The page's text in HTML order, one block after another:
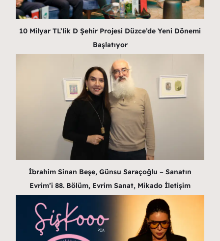
10 Milyar TL’lik D Şehir Projesi Düzce’de Yeni Dönemi
Başlatıyor
İbrahim Sinan Beşe, Günsu Saraçoğlu – Sanatın
Evrim’i 88. Bölüm, Evrim Sanat, Mikado İletişim